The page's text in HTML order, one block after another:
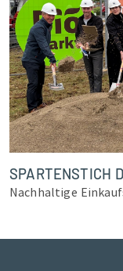
SPARTENSTICH
Nachhaltige